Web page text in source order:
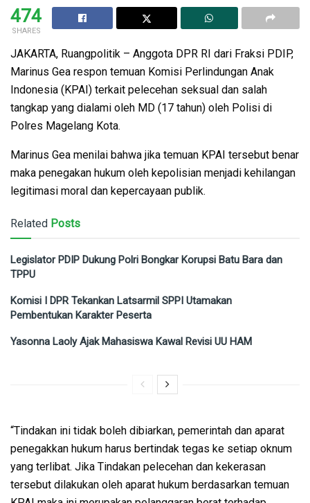
474
SHARES
JAKARTA, Ruangpolitik – Anggota DPR RI dari Fraksi PDIP,
Marinus Gea respon temuan Komisi Perlindungan Anak
Indonesia (KPAI) terkait pelecehan seksual dan salah
tangkap yang dialami oleh MD (17 tahun) oleh Polisi di
Polres Magelang Kota.
Marinus Gea menilai bahwa jika temuan KPAI tersebut benar
maka penegakan hukum oleh kepolisian menjadi kehilangan
legitimasi moral dan kepercayaan publik.
Related Posts
Legislator PDIP Dukung Polri Bongkar Korupsi Batu Bara dan
TPPU
Komisi I DPR Tekankan Latsarmil SPPI Utamakan
Pembentukan Karakter Peserta
Yasonna Laoly Ajak Mahasiswa Kawal Revisi UU HAM
“Tindakan ini tidak boleh dibiarkan, pemerintah dan aparat
penegakkan hukum harus bertindak tegas ke setiap oknum
yang terlibat. Jika Tindakan pelecehan dan kekerasan
tersebut dilakukan oleh aparat hukum berdasarkan temuan